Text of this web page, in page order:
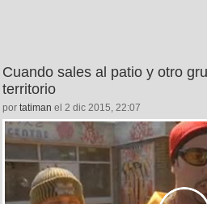
Cuando sales al patio y otro
territorio
por tatiman el 2 dic 2015, 22:07